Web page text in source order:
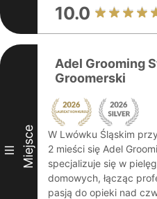
10.0
III Miejsce
Adel Grooming
Groomerski
W Lwówku Śląskim
2 mieści się Adel
specjalizuje się w
domowych, łącząc
pasją do opieki nad